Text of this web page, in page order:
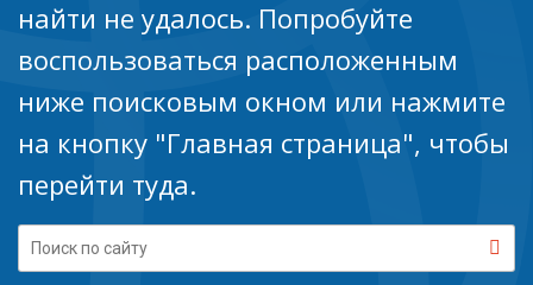
найти не удалось. Попробуйте
воспользоваться расположенным
ниже поисковым окном или нажмите
на кнопку "Главная страница", чтобы
перейти туда.